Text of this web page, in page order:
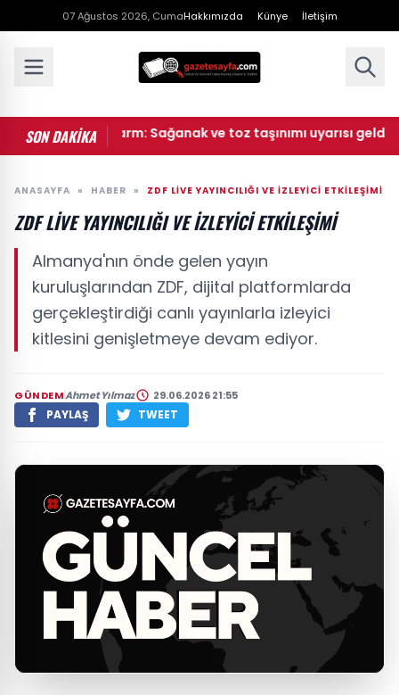
07 Ağustos 2026, CumaHakkımızda Künye İletişim
SON DAKİKA
çifte alarm: Sağanak ve toz taşınımı uyarısı geldi
ANASAYFA » HABER » ZDF LIVE YAYINCILIĞI VE İZLEYICI ETKILEŞIMI
ZDF LIVE YAYINCILIĞI VE İZLEYICI ETKILEŞIMI
Almanya'nın önde gelen yayın
kuruluşlarından ZDF, dijital platformlarda
gerçekleştirdiği canlı yayınlarla izleyici
kitlesini genişletmeye devam ediyor.
GÜNDEMAhmet Yılmaz 29.06.2026 21:55
PAYLAŞ TWEET